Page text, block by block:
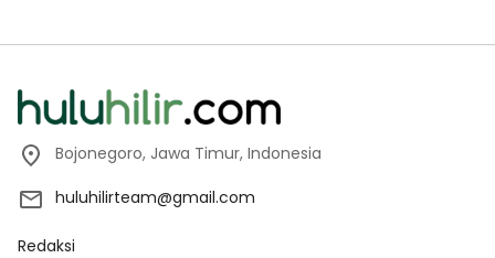
Bojonegoro, Jawa Timur, Indonesia
huluhilirteam@gmail.com
Redaksi